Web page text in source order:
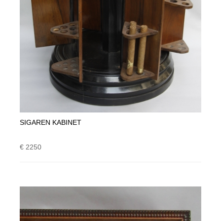
SIGAREN KABINET
€ 2250